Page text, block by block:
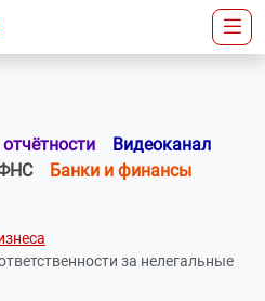
Видеоканал
Банки и финансы
за нелегальные